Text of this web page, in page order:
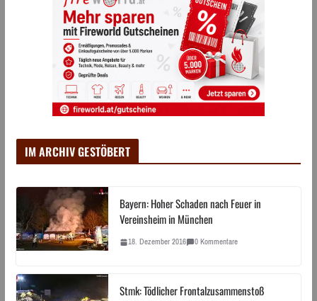
IM ARCHIV GESTÖBERT
Bayern: Hoher Schaden nach Feuer in
Vereinsheim in München
18. Dezember 2016 0 Kommentare
Stmk: Tödlicher Frontalzusammenstoß